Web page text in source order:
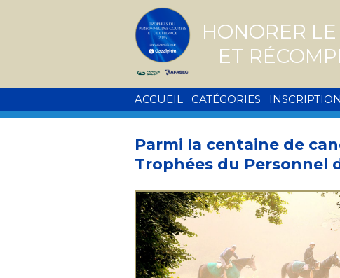
HONORER
ET
ACCUEIL CATÉGORIES
Parmi la centaine de
Trophées du Personnel